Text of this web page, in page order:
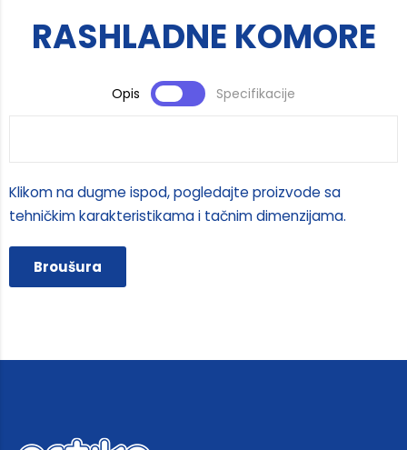
RASHLADNE KOMORE
Opis Specifikacije
Klikom na dugme ispod, pogledajte proizvode sa
tehničkim karakteristikama i tačnim dimenzijama.
Broušura